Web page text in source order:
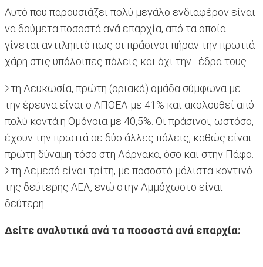
Αυτό που παρουσιάζει πολύ μεγάλο ενδιαφέρον είναι
να δούμετα ποσοστά ανά επαρχία, από τα οποία
γίνεται αντιληπτό πως οι πράσινοι πήραν την πρωτιά
χάρη στις υπόλοιπες πόλεις και όχι την... έδρα τους.
Στη Λευκωσία, πρώτη (οριακά) ομάδα σύμφωνα με
την έρευνα είναι ο ΑΠΟΕΛ με 41% και ακολουθεί από
πολύ κοντά η Ομόνοια με 40,5%. Οι πράσινοι, ωστόσο,
έχουν την πρωτιά σε δύο άλλες πόλεις, καθώς είναι...
πρώτη δύναμη τόσο στη Λάρνακα, όσο και στην Πάφο.
Στη Λεμεσό είναι τρίτη, με ποσοστό μάλιστα κοντινό
της δεύτερης ΑΕΛ, ενώ στην Αμμόχωστο είναι
δεύτερη.
Δείτε αναλυτικά ανά τα ποσοστά ανά επαρχία: